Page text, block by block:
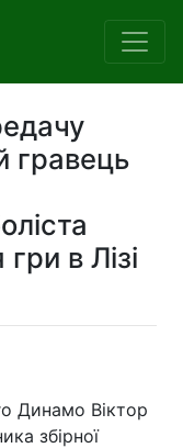
гравець
гри в Лізі
Динамо Віктор
збірної